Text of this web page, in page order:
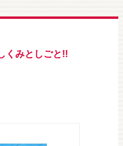
くみとしごと!!